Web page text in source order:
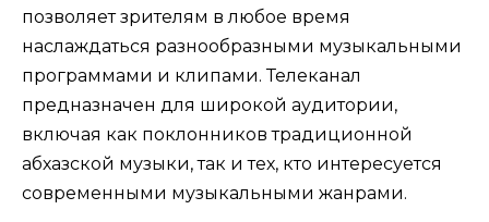
позволяет зрителям в любое время
наслаждаться разнообразными музыкальными
программами и клипами. Телеканал
предназначен для широкой аудитории,
включая как поклонников традиционной
абхазской музыки, так и тех, кто интересуется
современными музыкальными жанрами.